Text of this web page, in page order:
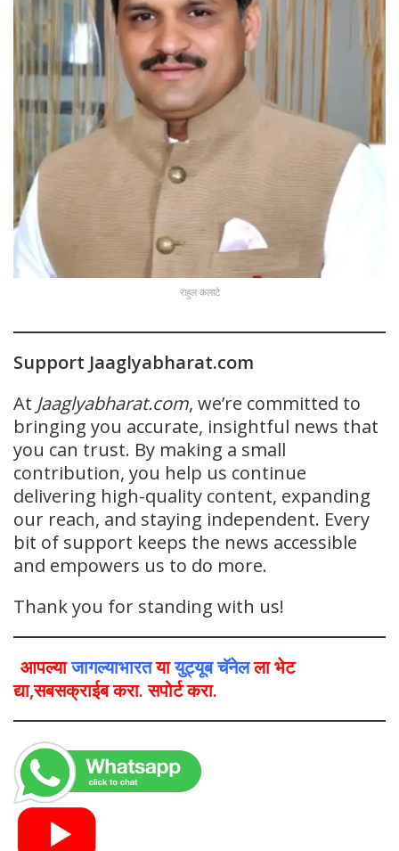
राहुल कलाटे
Support Jaaglyabharat.com
At Jaaglyabharat.com, we’re committed to
bringing you accurate, insightful news that
you can trust. By making a small
contribution, you help us continue
delivering high-quality content, expanding
our reach, and staying independent. Every
bit of support keeps the news accessible
and empowers us to do more.
Thank you for standing with us!
आपल्याजागल्याभारतयायुट्यूब चॅनेलला भेट
द्या,सबसक्राईब करा. सपोर्ट करा.